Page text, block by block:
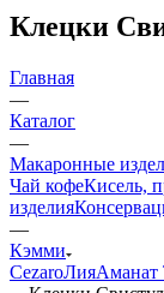
Клецки
Главная
—
Каталог
—
Макаронные
Чай кофеКисель,
изделия
—
Кэмми
CezaroЛияАманат